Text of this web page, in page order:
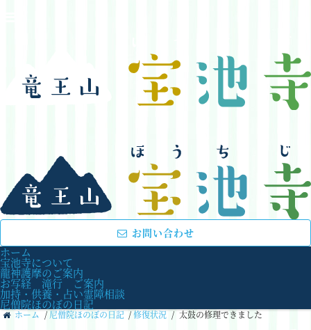
お問い合わせ
ホーム
宝池寺について
龍神護摩のご案内
お写経 滝行 ご案内
加持・供養・占い霊障相談
尼僧院ほのぼの日記
ホーム / 尼僧院ほのぼの日記 /修復状況 / 太鼓の修理できました